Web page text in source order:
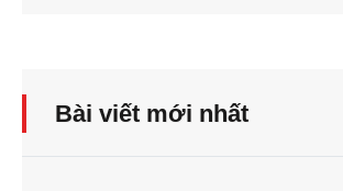
Bài viết mới nhất